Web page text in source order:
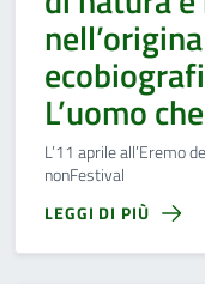
L’uomo
L’11 aprile all’Eremo
nonFestival
LEGGI DI PIÙ